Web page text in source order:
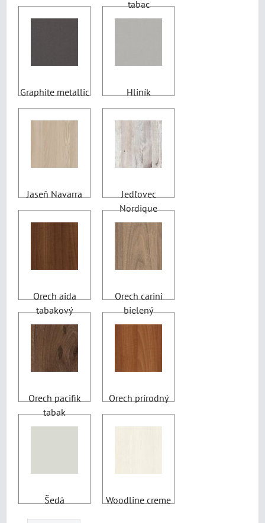
tabac
Graphite metallic Hliník
Jaseň Navarra
Jedľovec
Nordique
Orech aida
tabakový
Orech carini
bielený
Orech pacifik
tabak
Orech prírodný
Šedá Woodline creme